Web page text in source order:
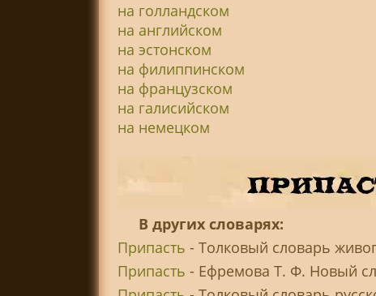
на голландском
на английском
на эстонском
на филиппинском
на французском
на галисийском
на немецком
В других словарях:
Припасть - Толковый словарь
Припасть - Ефремова Т. Ф. Новый